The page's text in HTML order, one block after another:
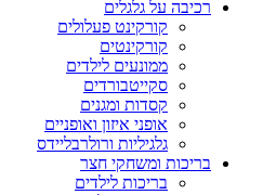
רכיבה על גלגלים
קורקינט פעלולים
קורקינטים
ממונעים לילדים
סקייטבורדים
קסדות ומגנים
אופני איזון ואופניים
גלגיליות ורולרבליידס
בריכות ומשחקי חצר
בריכות לילדים